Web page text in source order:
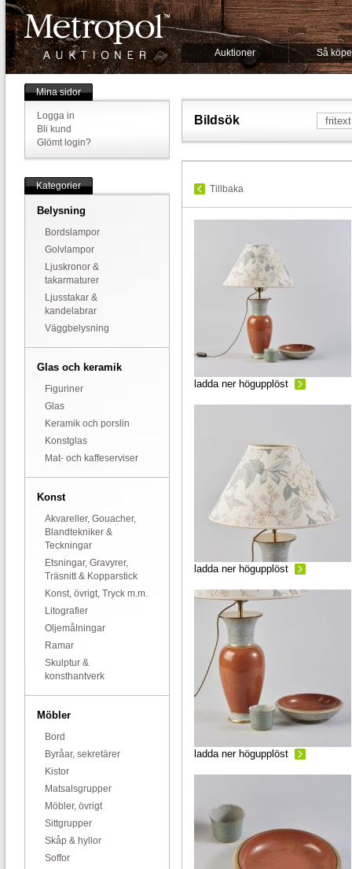
Auktioner Så
Mina sidor
Logga in
Bli kund
Glömt login?
Kategorier
Belysning
Bordslampor
Golvlampor
Ljuskronor &
takarmaturer
Ljusstakar &
kandelabrar
Väggbelysning
Glas och keramik
Figuriner
Glas
Keramik och porslin
Konstglas
Mat- och kaffeserviser
Konst
Akvareller, Gouacher,
Blandtekniker &
Teckningar
Etsningar, Gravyrer,
Träsnitt & Kopparstick
Konst, övrigt, Tryck m.m.
Litografier
Oljemålningar
Ramar
Skulptur &
konsthantverk
Möbler
Bord
Byråar, sekretärer
Kistor
Matsalsgrupper
Möbler, övrigt
Sittgrupper
Skåp & hyllor
Soffor
Bildsök
Tillbaka
ladda ner högupplöst
ladda ner högupplöst
ladda ner högupplöst